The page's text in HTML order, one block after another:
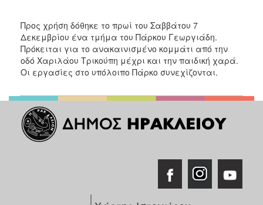
2012
2011
2010
ΔΗΜΟΤΗΣ
Προς χρήση δόθηκε το πρωί του Σαββάτου 7
Δεκεμβρίου ένα τμήμα του Πάρκου Γεωργιάδη.
Πρόκειται για το ανακαινισμένο κομμάτι από την
οδό Χαριλάου Τρικούπη μέχρι και την παιδική χαρά.
Οι εργασίες στο υπόλοιπο Πάρκο συνεχίζονται.